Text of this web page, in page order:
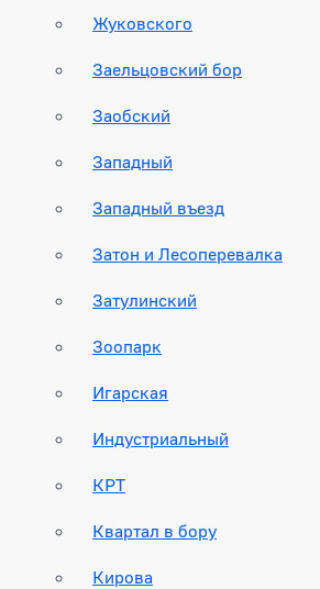
Жуковского
Заельцовский бор
Заобский
Западный
Западный въезд
Затон и Лесоперевалка
Затулинский
Зоопарк
Игарская
Индустриальный
КРТ
Квартал в бору
Кирова